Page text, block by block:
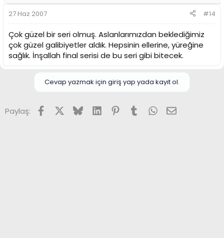
27 Haz 2007 #14
Çok güzel bir seri olmuş. Aslanlarımızdan beklediğimiz
çok güzel galibiyetler aldık. Hepsinin ellerine, yüreğine
sağlık. İnşallah final serisi de bu seri gibi bitecek.
Cevap yazmak için giriş yap yada kayıt ol.
Paylaş: FacebookX (Twitter)
BlueskyLinkedInPinterest
TumblrWhatsApp
E-posta